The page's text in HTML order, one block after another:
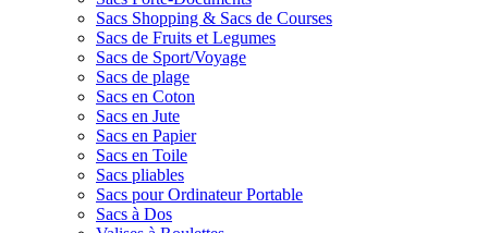
Sacs Shopping & Sacs de Courses
Sacs de Fruits et Legumes
Sacs de Sport/Voyage
Sacs de plage
Sacs en Coton
Sacs en Jute
Sacs en Papier
Sacs en Toile
Sacs pliables
Sacs pour Ordinateur Portable
Sacs à Dos